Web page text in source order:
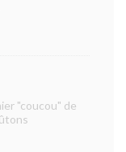
"coucou" de